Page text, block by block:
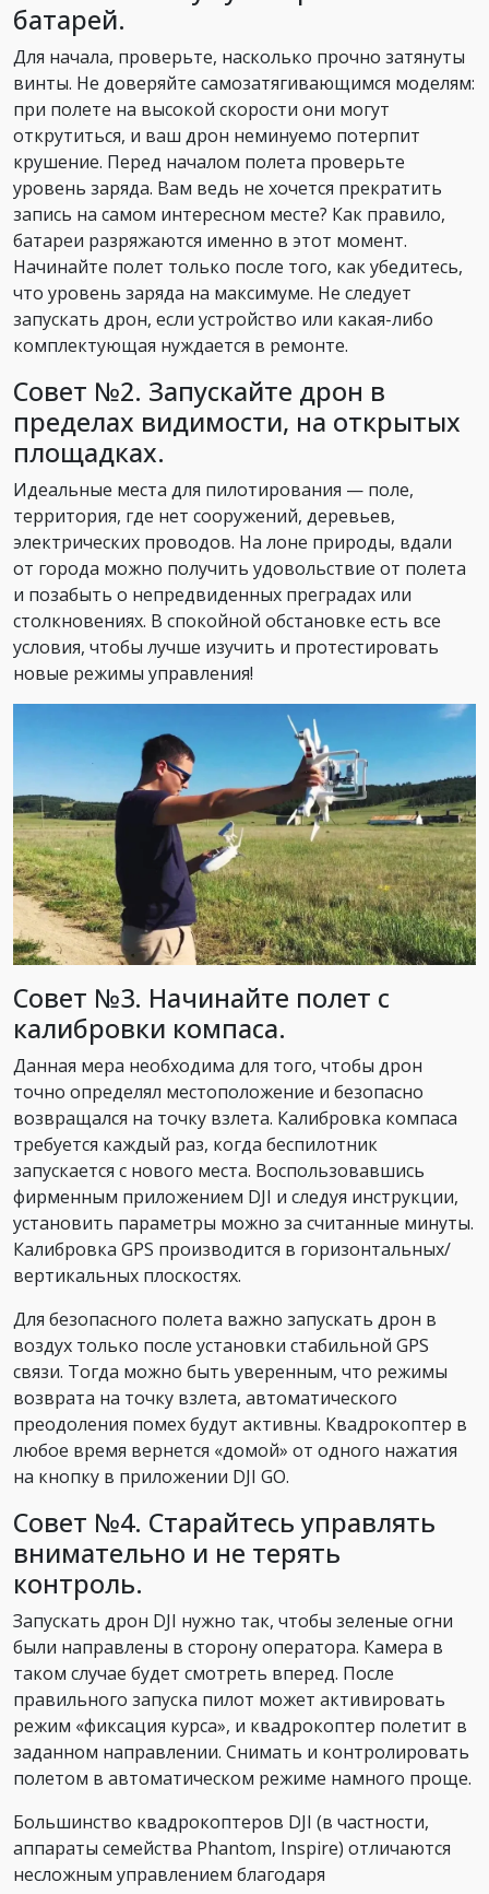
батарей.
Для начала, проверьте, насколько прочно затянуты
винты. Не доверяйте самозатягивающимся моделям:
при полете на высокой скорости они могут
открутиться, и ваш дрон неминуемо потерпит
крушение. Перед началом полета проверьте
уровень заряда. Вам ведь не хочется прекратить
запись на самом интересном месте? Как правило,
батареи разряжаются именно в этот момент.
Начинайте полет только после того, как убедитесь,
что уровень заряда на максимуме. Не следует
запускать дрон, если устройство или какая-либо
комплектующая нуждается в ремонте.
Совет №2. Запускайте дрон в
пределах видимости, на открытых
площадках.
Идеальные места для пилотирования — поле,
территория, где нет сооружений, деревьев,
электрических проводов. На лоне природы, вдали
от города можно получить удовольствие от полета
и позабыть о непредвиденных преградах или
столкновениях. В спокойной обстановке есть все
условия, чтобы лучше изучить и протестировать
новые режимы управления!
Совет №3. Начинайте полет с
калибровки компаса.
Данная мера необходима для того, чтобы дрон
точно определял местоположение и безопасно
возвращался на точку взлета. Калибровка компаса
требуется каждый раз, когда беспилотник
запускается с нового места. Воспользовавшись
фирменным приложением DJI и следуя инструкции,
установить параметры можно за считанные минуты.
Калибровка GPS производится в горизонтальных/
вертикальных плоскостях.
Для безопасного полета важно запускать дрон в
воздух только после установки стабильной GPS
связи. Тогда можно быть уверенным, что режимы
возврата на точку взлета, автоматического
преодоления помех будут активны. Квадрокоптер в
любое время вернется «домой» от одного нажатия
на кнопку в приложении DJI GO.
Совет №4. Старайтесь управлять
внимательно и не терять
контроль.
Запускать дрон DJI нужно так, чтобы зеленые огни
были направлены в сторону оператора. Камера в
таком случае будет смотреть вперед. После
правильного запуска пилот может активировать
режим «фиксация курса», и квадрокоптер полетит в
заданном направлении. Снимать и контролировать
полетом в автоматическом режиме намного проще.
Большинство квадрокоптеров DJI (в частности,
аппараты семейства Phantom, Inspire) отличаются
несложным управлением благодаря